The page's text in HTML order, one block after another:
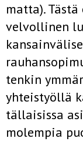
matta).
velvollinen
tenkin
yhteistyöllä
tällaisissa
molempia